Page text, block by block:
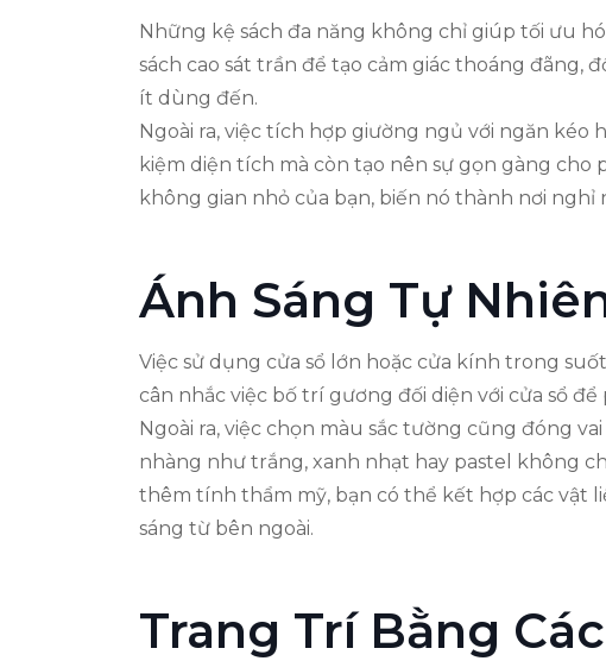
Những kệ sách đa năng không chỉ giúp tối ưu
sách cao sát trần để tạo cảm giác thoáng
ít dùng đến.
Ngoài ra, việc tích hợp giường ngủ với ngăn
kiệm diện tích mà còn tạo nên sự gọn gàng cho
không gian nhỏ của bạn, biến nó thành nơi nghỉ
Ánh Sáng Tự
Việc sử dụng cửa sổ lớn hoặc cửa kính trong
cân nhắc việc bố trí gương đối diện với cửa sổ
Ngoài ra, việc chọn màu sắc tường cũng đóng
nhàng như trắng, xanh nhạt hay pastel không
thêm tính thẩm mỹ, bạn có thể kết hợp các vật
sáng từ bên ngoài.
Trang Trí Bằng